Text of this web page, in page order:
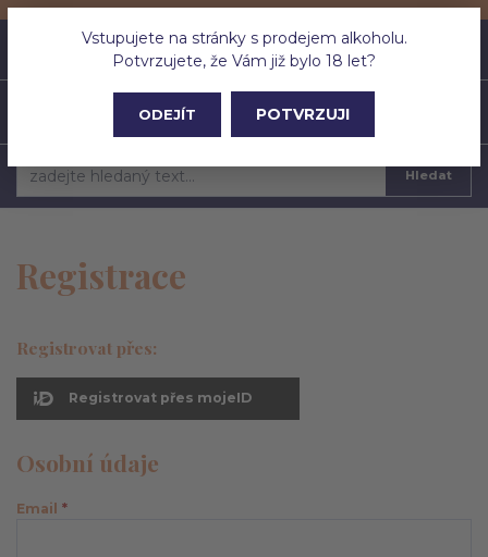
Vstupujete na stránky s prodejem alkoholu.
Potvrzujete, že Vám již bylo 18 let?
ODEJÍT POTVRZUJI
CZK
Hledat
Registrace
Registrovat přes:
Registrovat přes mojeID
Osobní údaje
Email *